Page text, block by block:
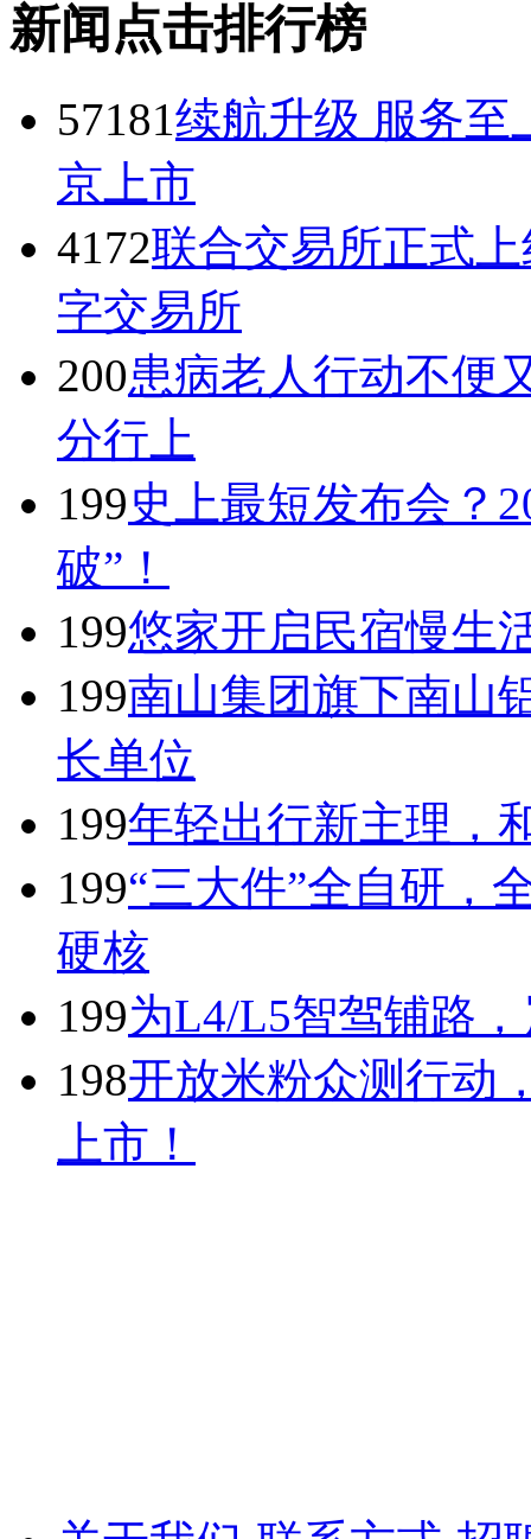
新闻点击排行榜
57181续航升级 服务至
京上市
4172联合交易所正式
字交易所
200患病老人行动不便
分行上
199史上最短发布会？
破”！
199悠家开启民宿慢生
199南山集团旗下南山
长单位
199年轻出行新主理，
199“三大件”全自研，
硬核
199为L4/L5智驾铺路
198开放米粉众测行动
上市！